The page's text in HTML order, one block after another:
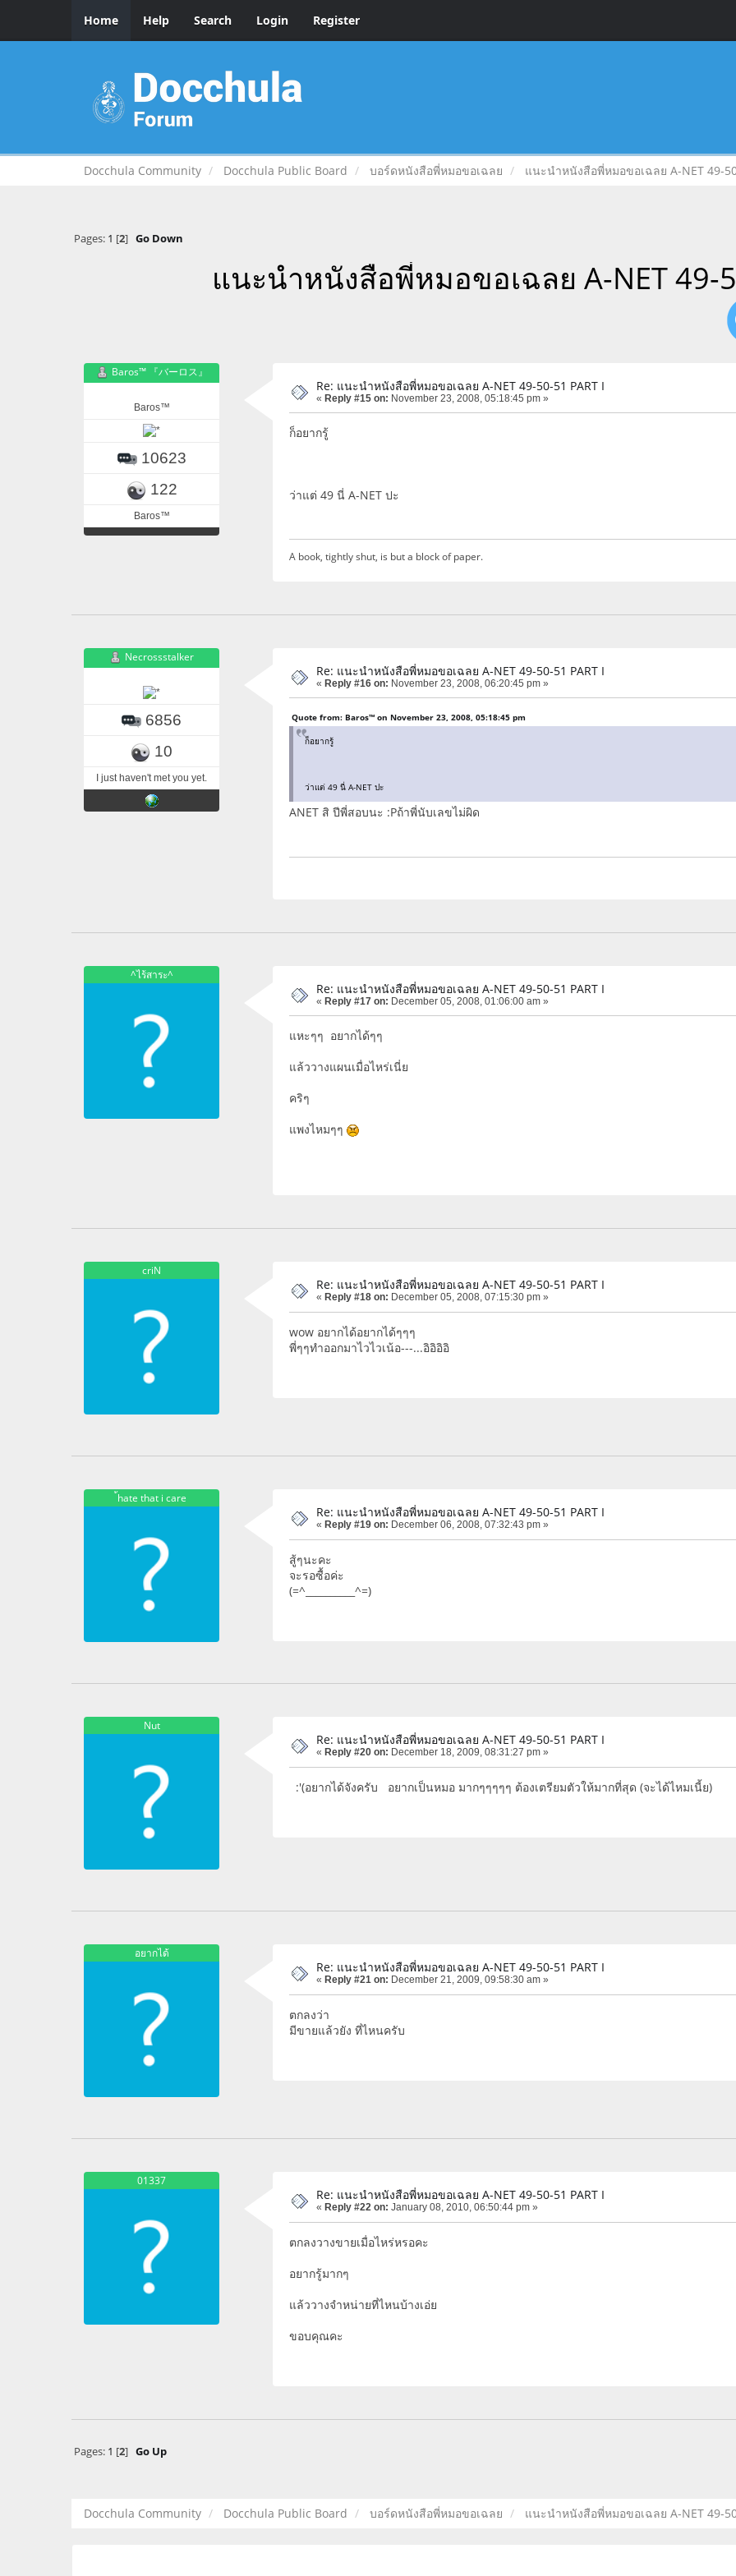
Home Help Search Login Register
Docchula Community Docchula Public Board บอร์ดหนังสือพี่หมอขอเฉลย แนะนำหนังสือพี่หมอขอเฉลย A-NET 49-
Pages: 1 [2] Go Down
แนะนำหนังสือพี่หมอขอเฉลย A-NET 49-
Baros™ 『バーロス』
Baros™
10623
122
Baros™
Re: แนะนำหนังสือพี่หมอขอเฉลย A-NET 49-50-51 PART I
« Reply #15 on: November 23, 2008, 05:18:45 pm »
ก็อยากรู้
ว่าแต่ 49 นี่ A-NET ปะ
A book, tightly shut, is but a block of paper.
Necrossstalker
6856
10
I just haven't met you yet.
Re: แนะนำหนังสือพี่หมอขอเฉลย A-NET 49-50-51 PART I
« Reply #16 on: November 23, 2008, 06:20:45 pm »
Quote from: Baros™ on November 23, 2008, 05:18:45 pm
ก็อยากรู้
ว่าแต่ 49 นี่ A-NET ปะ
ANET สิ ปีพี่สอบนะ :Pถ้าพี่นับเลขไม่ผิด
^ไร้สาระ^
Re: แนะนำหนังสือพี่หมอขอเฉลย A-NET 49-50-51 PART I
« Reply #17 on: December 05, 2008, 01:06:00 am »
แหะๆๆ อยากได้ๆๆ
แล้ววางแผนเมื่อไหร่เนี่ย
คริๆ
แพงไหมๆๆ
criN
Re: แนะนำหนังสือพี่หมอขอเฉลย A-NET 49-50-51 PART I
« Reply #18 on: December 05, 2008, 07:15:30 pm »
wow อยากได้อยากได้ๆๆๆ
พี่ๆๆทำออกมาไวไวเน้อ---...อิอิอิอิ
้hate that i care
Re: แนะนำหนังสือพี่หมอขอเฉลย A-NET 49-50-51 PART I
« Reply #19 on: December 06, 2008, 07:32:43 pm »
สู้ๆนะคะ
จะรอซื้อค่ะ
(=^__________^=)
Nut
Re: แนะนำหนังสือพี่หมอขอเฉลย A-NET 49-50-51 PART I
« Reply #20 on: December 18, 2009, 08:31:27 pm »
:'(อยากได้จังครับ อยากเป็นหมอ มากๆๆๆๆๆ ต้องเตรียมตัวให้มากที่สุด (จะได้ไหมเนี้ย)
อยากได้
Re: แนะนำหนังสือพี่หมอขอเฉลย A-NET 49-50-51 PART I
« Reply #21 on: December 21, 2009, 09:58:30 am »
ตกลงว่า
มีขายแล้วยัง ที่ไหนครับ
01337
Re: แนะนำหนังสือพี่หมอขอเฉลย A-NET 49-50-51 PART I
« Reply #22 on: January 08, 2010, 06:50:44 pm »
ตกลงวางขายเมื่อไหร่หรอคะ
อยากรู้มากๆ
แล้ววางจำหน่ายที่ไหนบ้างเอ่ย
ขอบคุณคะ
Pages: 1 [2] Go Up
Docchula Community Docchula Public Board บอร์ดหนังสือพี่หมอขอเฉลย แนะนำหนังสือพี่หมอขอเฉลย A-NET 49-